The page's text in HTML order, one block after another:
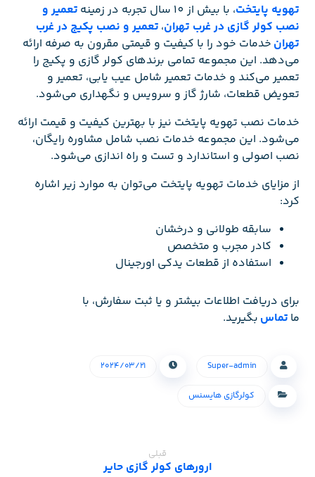
تهویه پایتخت، با بیش از 10 سال تجربه در زمینه
تعمیر و
نصب کولر گازی در غرب تهران، تعمیر و نصب پکیج در غرب
تهران خدمات خود را با کیفیت و قیمتی مقرون به صرفه ارائه
می‌دهد. این مجموعه تمامی برندهای کولر گازی و پکیج را
تعمیر می‌کند و خدمات تعمیر شامل عیب یابی، تعمیر و
تعویض قطعات، شارژ گاز و سرویس و نگهداری می‌شود.
خدمات نصب تهویه پایتخت نیز با بهترین کیفیت و قیمت ارائه
می‌شود. این مجموعه خدمات نصب شامل مشاوره رایگان،
نصب اصولی و استاندارد و تست و راه اندازی می‌شود.
از مزایای خدمات تهویه پایتخت می‌توان به موارد زیر اشاره
کرد:
سابقه طولانی و درخشان
کادر مجرب و متخصص
استفاده از قطعات یدکی اورجینال
برای دریافت اطلاعات بیشتر و یا ثبت سفارش، با
ما تماس بگیرید.
Super-admin ۲۰۲۴/۰۳/۲۱
کولرگازی هایسنس
قبلی
ارورهای کولر گازی حایر